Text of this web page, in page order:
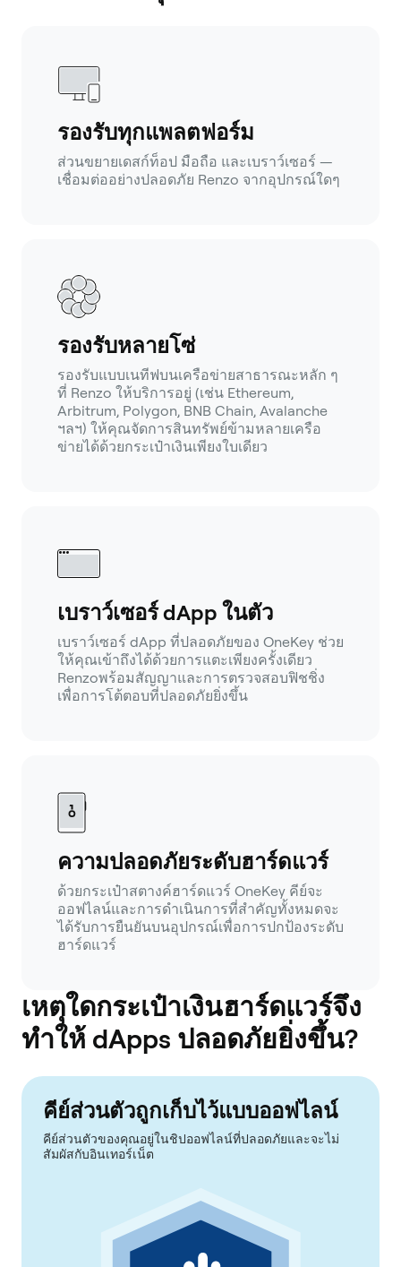
รองรับทุกแพลตฟอร์ม
ส่วนขยายเดสก์ท็อป มือถือ และเบราว์เซอร์ —
เชื่อมต่ออย่างปลอดภัย Renzo จากอุปกรณ์ใดๆ
รองรับหลายโซ่
รองรับแบบเนทีฟบนเครือข่ายสาธารณะหลัก ๆ
ที่ Renzo ให้บริการอยู่ (เช่น Ethereum,
Arbitrum, Polygon, BNB Chain, Avalanche
ฯลฯ) ให้คุณจัดการสินทรัพย์ข้ามหลายเครือ
ข่ายได้ด้วยกระเป๋าเงินเพียงใบเดียว
เบราว์เซอร์ dApp ในตัว
เบราว์เซอร์ dApp ที่ปลอดภัยของ OneKey ช่วย
ให้คุณเข้าถึงได้ด้วยการแตะเพียงครั้งเดียว
Renzoพร้อมสัญญาและการตรวจสอบฟิชชิ่ง
เพื่อการโต้ตอบที่ปลอดภัยยิ่งขึ้น
ความปลอดภัยระดับฮาร์ดแวร์
ด้วยกระเป๋าสตางค์ฮาร์ดแวร์ OneKey คีย์จะ
ออฟไลน์และการดำเนินการที่สำคัญทั้งหมดจะ
ได้รับการยืนยันบนอุปกรณ์เพื่อการปกป้องระดับ
ฮาร์ดแวร์
เหตุใดกระเป๋าเงินฮาร์ดแวร์จึง
ทำให้ dApps ปลอดภัยยิ่งขึ้น?
คีย์ส่วนตัวถูกเก็บไว้แบบออฟไลน์
คีย์ส่วนตัวของคุณอยู่ในชิปออฟไลน์ที่ปลอดภัยและจะไม่
สัมผัสกับอินเทอร์เน็ต